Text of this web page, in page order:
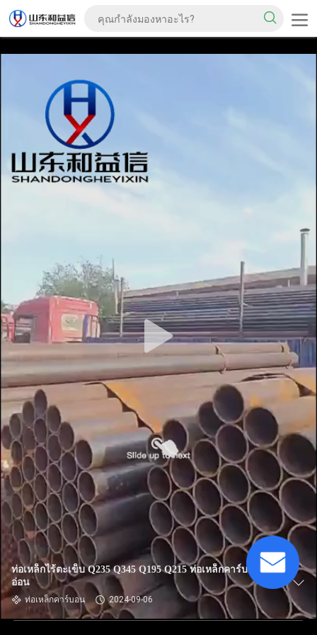
ท่อเหล็กไร้ตะเข็บ Q235 Q345 Q195 Q215 ท่อเหล็กคาร์บอน
อ่อน
ท่อเหล็กคาร์บอน 2024-09-06